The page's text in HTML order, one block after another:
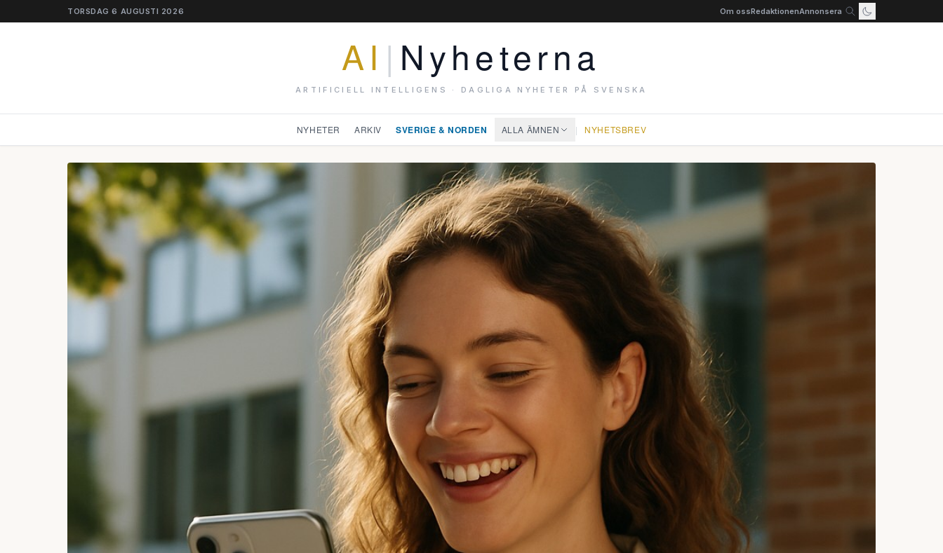
TORSDAG 6 AUGUSTI 2026 Om ossRedaktionenAnnonsera
AI | Nyheterna
ARTIFICIELL INTELLIGENS · DAGLIGA NYHETER PÅ SVENSKA
NYHETER ARKIV SVERIGE & NORDEN ALLA ÄMNEN | NYHETSBREV